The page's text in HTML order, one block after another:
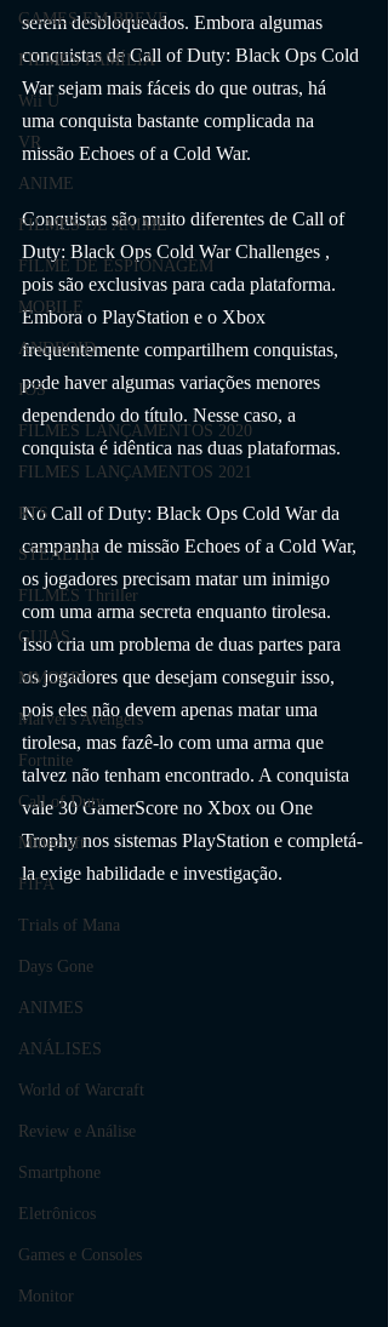
GAMES EM BREVE
FILMES FAMÍLIA
Wii U
VR
ANIME
FILMES DE ANIME
FILME DE ESPIONAGEM
MOBILE
ANDROID
IOS
FILMES LANÇAMENTOS 2020
FILMES LANÇAMENTOS 2021
RTS
STEALTH
FILMES Thriller
GUIAS
MMORPG
Marvel's Avengers
Fortnite
Call of Duty
Minecraft
FIFA
Trials of Mana
Days Gone
ANIMES
ANÁLISES
World of Warcraft
Review e Análise
Smartphone
Eletrônicos
Games e Consoles
Monitor
serem desbloqueados. Embora algumas
conquistas de Call of Duty: Black Ops Cold
War sejam mais fáceis do que outras, há
uma conquista bastante complicada na
missão Echoes of a Cold War.
Conquistas são muito diferentes de Call of
Duty: Black Ops Cold War Challenges ,
pois são exclusivas para cada plataforma.
Embora o PlayStation e o Xbox
frequentemente compartilhem conquistas,
pode haver algumas variações menores
dependendo do título. Nesse caso, a
conquista é idêntica nas duas plataformas.
No Call of Duty: Black Ops Cold War da
campanha de missão Echoes of a Cold War,
os jogadores precisam matar um inimigo
com uma arma secreta enquanto tirolesa.
Isso cria um problema de duas partes para
os jogadores que desejam conseguir isso,
pois eles não devem apenas matar uma
tirolesa, mas fazê-lo com uma arma que
talvez não tenham encontrado. A conquista
vale 30 GamerScore no Xbox ou One
Trophy nos sistemas PlayStation e completá-
la exige habilidade e investigação.